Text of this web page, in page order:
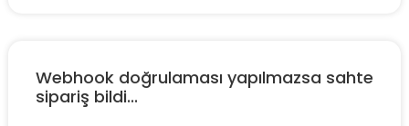
Webhook doğrulaması yapılmazsa sahte
sipariş bildi...